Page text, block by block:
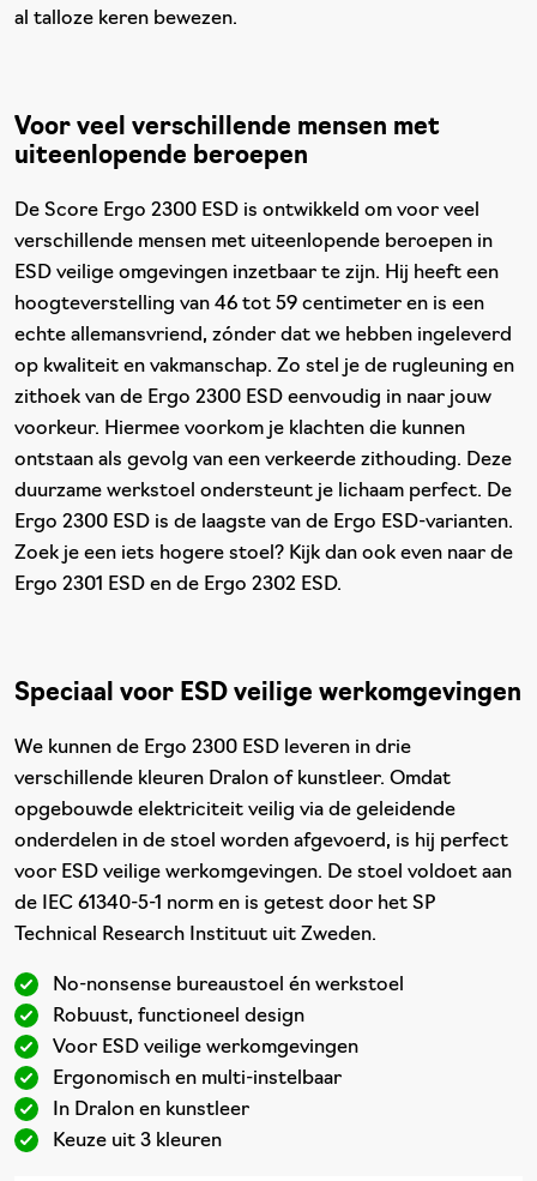
al talloze keren bewezen.
Voor veel verschillende mensen met
uiteenlopende beroepen
De Score Ergo 2300 ESD is ontwikkeld om voor veel
verschillende mensen met uiteenlopende beroepen in
ESD veilige omgevingen inzetbaar te zijn. Hij heeft een
hoogteverstelling van 46 tot 59 centimeter en is een
echte allemansvriend, zónder dat we hebben ingeleverd
op kwaliteit en vakmanschap. Zo stel je de rugleuning en
zithoek van de Ergo 2300 ESD eenvoudig in naar jouw
voorkeur. Hiermee voorkom je klachten die kunnen
ontstaan als gevolg van een verkeerde zithouding. Deze
duurzame werkstoel ondersteunt je lichaam perfect. De
Ergo 2300 ESD is de laagste van de Ergo ESD-varianten.
Zoek je een iets hogere stoel? Kijk dan ook even naar de
Ergo 2301 ESD en de Ergo 2302 ESD.
Speciaal voor ESD veilige werkomgevingen
We kunnen de Ergo 2300 ESD leveren in drie
verschillende kleuren Dralon of kunstleer. Omdat
opgebouwde elektriciteit veilig via de geleidende
onderdelen in de stoel worden afgevoerd, is hij perfect
voor ESD veilige werkomgevingen. De stoel voldoet aan
de IEC 61340-5-1 norm en is getest door het SP
Technical Research Instituut uit Zweden.
No-nonsense bureaustoel én werkstoel
Robuust, functioneel design
Voor ESD veilige werkomgevingen
Ergonomisch en multi-instelbaar
In Dralon en kunstleer
Keuze uit 3 kleuren